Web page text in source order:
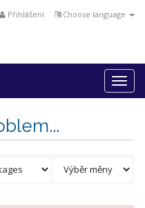
Choose language
Přihlášení